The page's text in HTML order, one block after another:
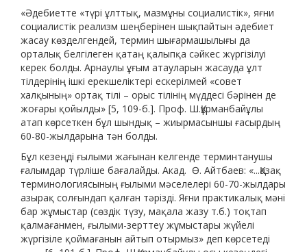
«Әдебиетте «түрі ұлттық, мазмұны социалистік», яғни
социалистік реализм шеңберінен шықпайтын әдебиет
жасау көзделгендей, термин шығармашылығы да
орталық белгілеген қатаң қалыпқа сәйкес жүргізілуі
керек болды. Арнаулы ұғым атауларын жасауда ұлт
тілдерінің ішкі ерекшеліктері ескерілмей «совет
халқының» ортақ тілі – орыс тілінің мүддесі бәрінен де
жоғары қойылды» [5, 109-б.]. Проф. Ш.Құрманбайұлы
атап көрсеткен бұл шындық – жиырмасыншы ғасырдың
60-80-жылдарына тән болды.
Бұл кезеңді ғылыми жағынан келгенде терминтанушы
ғалымдар түрліше бағалайды. Акад. Ө. Айтбаев: «...Қазақ
терминологиясының ғылыми мәселелері 60-70-жылдары
азырақ солғындап қалған тәрізді. Яғни практикалық мәні
бар жұмыстар (сөздік түзу, мақала жазу т.б.) тоқтап
қалмағанмен, ғылыми-зерттеу жұмыстары жүйелі
жүргізіле қоймағанын айтып отырмыз» деп көрсетеді